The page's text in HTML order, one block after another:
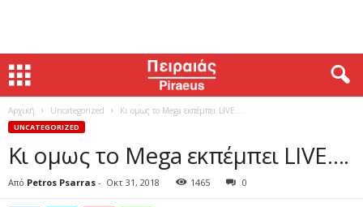
Αρχική Uncategorized Κι ομως το Mega εκπέμπει LIVE….
UNCATEGORIZED
Κι ομως το Mega εκπέμπει LIVE….
Από Petros Psarras - Οκτ 31, 2018 1465 0